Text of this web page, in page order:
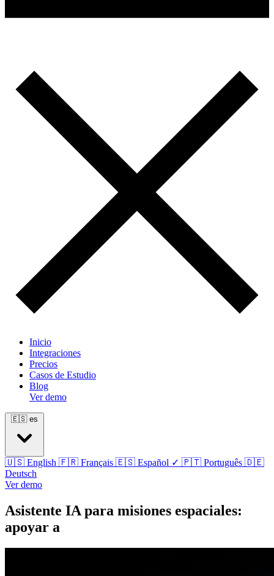
Inicio
Integraciones
Precios
Casos de Estudio
Blog
Ver demo
🇪🇸 es
🇺🇸 English 🇫🇷 Français 🇪🇸 Español ✓ 🇵🇹 Português 🇩🇪
Deutsch
Ver demo
Asistente IA para misiones espaciales:
apoyar a